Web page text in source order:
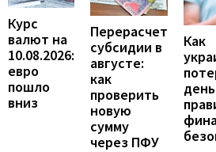
Курс
валют на
10.08.2026:
евро
пошло
вниз
Перерасчет
субсидии в
августе:
как
проверить
новую
сумму
через ПФУ
Как